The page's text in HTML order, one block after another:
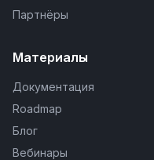
Партнёры
Материалы
Документация
Roadmap
Блог
Вебинары